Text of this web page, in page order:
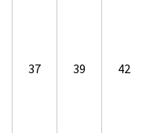
37 39 42